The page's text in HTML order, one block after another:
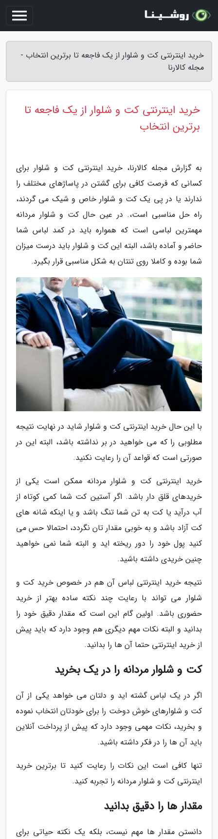
خرید اینترنتی کت و شلوار از یک فاجعه تا برترین انتخاب -
مجله کالارنا
خرید اینترنتی کت و شلوار از یک فاجعه تا
برترین انتخاب
به گزارش مجله کالارنا، خرید اینترنتی کت و شلوار برای
کسانی که فرصت کافی برای گشتن در پاساژهای مختلف را
ندارند یا در پی یک کت و شلوار خاص و شیک می گردند،
راه حل مناسبی است،. در عین حال کت و شلوار مردانه
مهمترین لباسی است که همواره باید در کمد لباس شما
حاضر و آماده باشد، البته این کت و شلوار باید درست میزان
شما بوده و کاملا روی تنتان به شکل مناسبی قرار بگیرد.
با این حال خرید اینترنتی کت و شلوار شاید در نهایت نتیجه
مطلوبی را که می خواهید در بر نداشته باشد، البته این در
صورتی است که قواعد آن را رعایت نکنید.
خرید اینترنتی کت و شلوار مردانه ممکن است یکی از
خریدهای قلق دار باشد. اگر آستین کت شما کمی کوتاه از
آب درآید یا کت به تن شما تنگ باشد و یا اینکه شانه های
کت آزاد باشد و به خوبی مقدار تان نگردد، احتمالا حس می
کنید پول خود را دور ریخته اید و البته شما نمی خواهید
چنین خریدی داشته باشید.
نتیجه خرید اینترنتی لباس آن هم در خصوص خرید کت و
شلوار می تواند با رعایت چند نکته ساده بهتر از خرید
حضوری باشد. اولین گام این است که مقدار دقیق خود را
بدانید و البته نکات مهم دیگری هم وجود دارد که باید پیش
از خرید اینترنتی حتما آن ها را بدانید.
کت و شلوار مردانه را در یک بخرید
اگر در یک لباس گشته اید و دلتان می خواهد یکی از آن
کت و شلوارهای خوش دوخت را برای خودتان انتخاب نموده
و بخرید، نکات مهمی وجود دارد که پیش از پرداخت آنلاین
باید آن ها را در فکر داشته باشید.
تنها کافی است این نکات را رعایت کنید تا برترین خرید
اینترنتی کت و شلوار مردانه را تجربه کنید.
مقدار ها را دقیق بدانید
دانستن مقدار ها مهم نیست، بلکه یک نکته حیاتی برای